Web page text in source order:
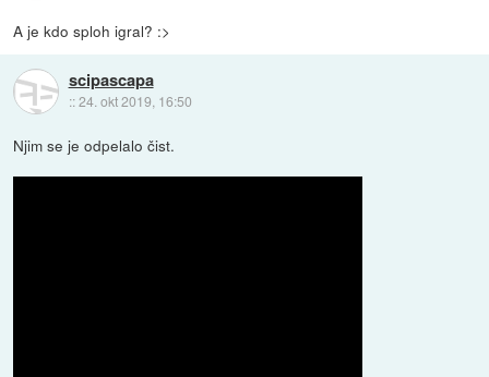
A je kdo sploh igral? :>
scipascapa
::24. okt 2019, 16:50
Njim se je odpelalo čist.